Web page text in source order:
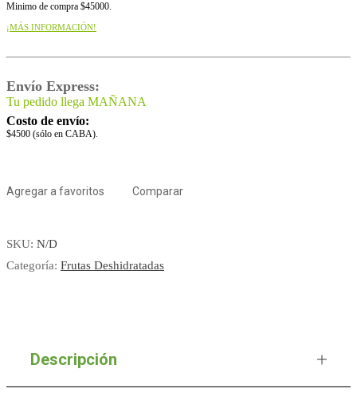
Minimo de compra $45000.
¡MÁS INFORMACIÓN!
Envío Express:
Tu pedido llega MAÑANA
Costo de envío:
$4500 (sólo en CABA).
Agregar a favoritos Comparar
SKU: N/D
Categoría: Frutas Deshidratadas
Descripción